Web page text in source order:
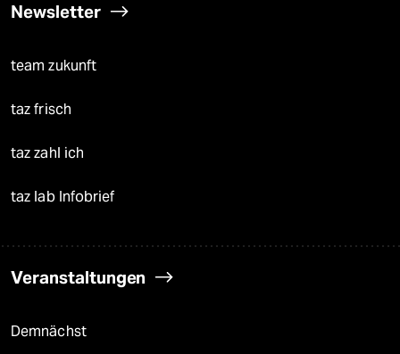
Newsletter
team zukunft
taz frisch
taz zahl ich
taz lab Infobrief
Veranstaltungen
Demnächst